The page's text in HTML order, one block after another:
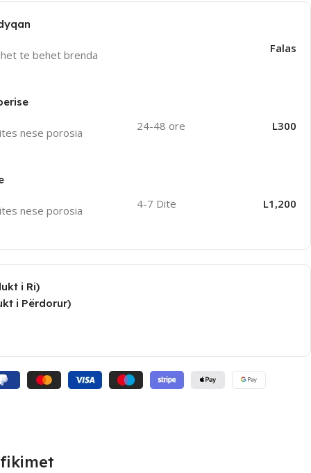
te behet brenda
Falas
nese porosia
24-48 ore L300
nese porosia
4-7 Ditë L1,200
i Ri)
i Përdorur)